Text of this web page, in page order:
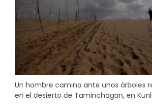
Un hombre camina ante unos árboles
en el desierto de Taminchagan, en